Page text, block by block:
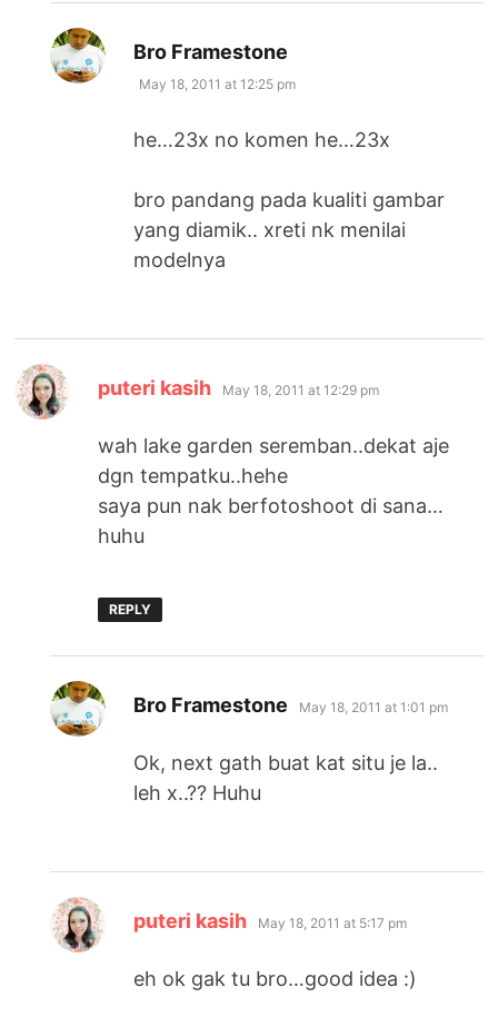
Bro Framestone
May 18, 2011 at 12:25 pm
he…23x no komen he…23x
bro pandang pada kualiti gambar
yang diamik.. xreti nk menilai
modelnya
puteri kasih says:
May 18, 2011 at 12:29 pm
wah lake garden seremban..dekat aje
dgn tempatku..hehe
saya pun nak berfotoshoot di sana…
huhu
REPLY
Bro Framestone says:
May 18, 2011 at 1:01 pm
Ok, next gath buat kat situ je la..
leh x..?? Huhu
puteri kasih says:
May 18, 2011 at 5:17 pm
eh ok gak tu bro…good idea :)